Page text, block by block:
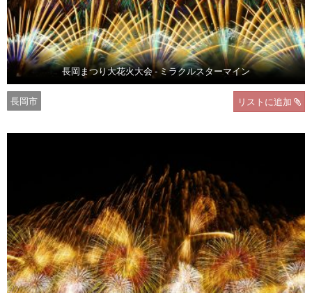
長岡まつり大花火大会 - ミラクルスターマイン
長岡市 リストに追加